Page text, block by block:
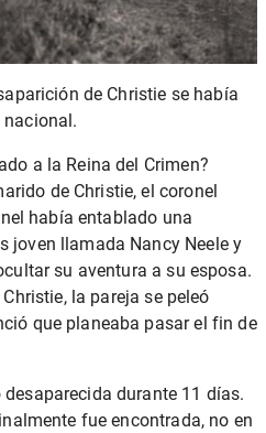
de Christie se había
a la Reina del Crimen?
de Christie, el coronel
había entablado una
joven llamada Nancy Neele y
su aventura a su esposa.
la pareja se peleó
que planeaba pasar el fin de
durante 11 días.
fue encontrada, no en